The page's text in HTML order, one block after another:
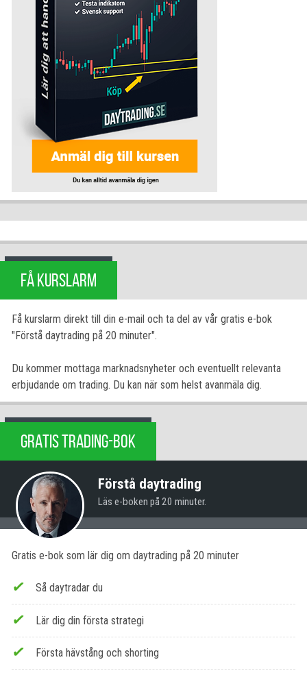
FÅ KURSLARM
Få kurslarm direkt till din e-mail och ta del av vår gratis e-bok
"Förstå daytrading på 20 minuter".
Du kommer mottaga marknadsnyheter och eventuellt relevanta
erbjudande om trading. Du kan när som helst avanmäla dig.
GRATIS TRADING-BOK
Förstå daytrading
Läs e-boken på 20 minuter.
Gratis e-bok som lär dig om daytrading på 20 minuter
Så daytradar du
Lär dig din första strategi
Första hävstång och shorting